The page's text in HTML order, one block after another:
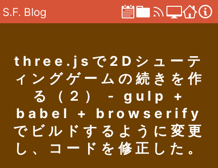
S.F. Blog
three.jsで2Dシューテ
ィングゲームの続きを作
る（２） - gulp +
babel + browserify
でビルドするように変更
し、コードを修正した。